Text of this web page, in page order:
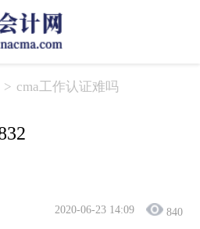
> cma工作认证难吗
2020-06-23 14:09 840